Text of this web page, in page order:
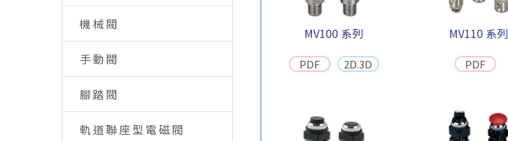
機械閥
手動閥
腳踏閥
軌道聯座型電磁閥
MV100 系列
PDF 2D.3D
MV110 系列
PDF